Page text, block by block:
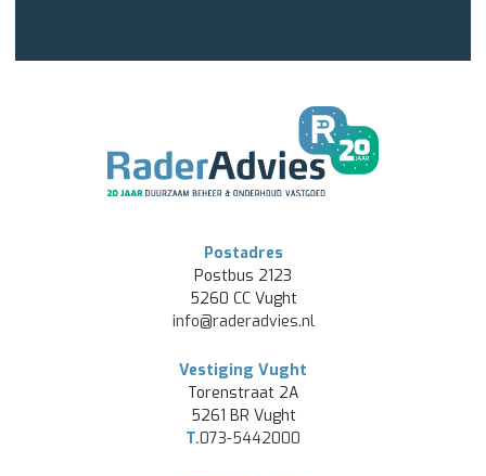
Postadres
Postbus 2123
5260 CC Vught
info@raderadvies.nl
Vestiging Vught
Torenstraat 2A
5261 BR Vught
T.073-5442000